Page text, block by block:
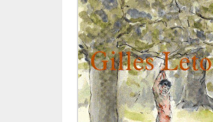
Récits
Religions
Roman
Roman historique
Sciences
Sciences humaines